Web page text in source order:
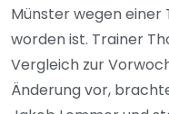
Münster wegen
worden ist. Trainer
Vergleich zur
Änderung vor,